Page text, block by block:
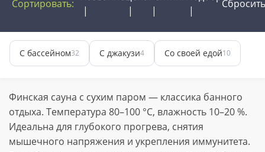
Сортировать: Сбросить
С бассейном32 С джакузи4 Со своей едой10
Финская сауна с сухим паром — классика банного
отдыха. Температура 80–100 °C, влажность 10–20 %.
Идеальна для глубокого прогрева, снятия
мышечного напряжения и укрепления иммунитета.